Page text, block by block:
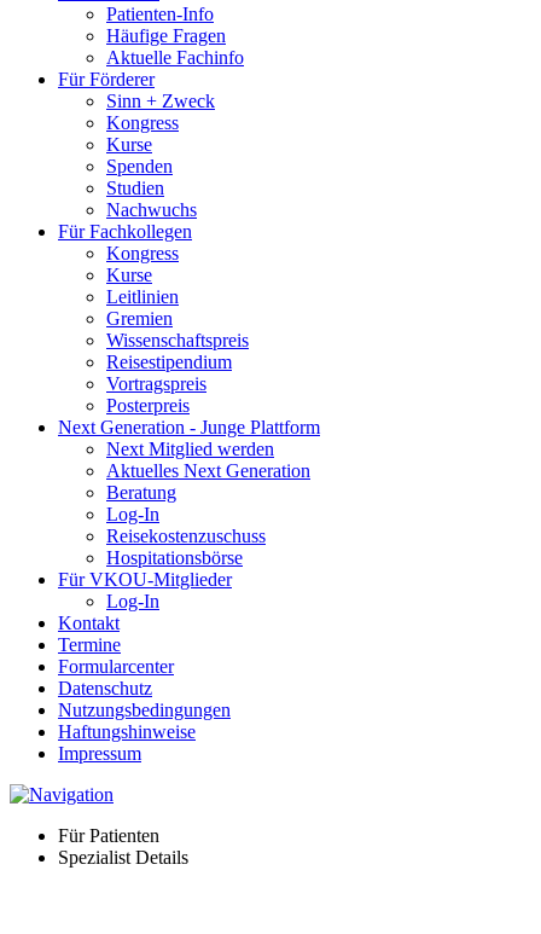
Patienten-Info
Häufige Fragen
Aktuelle Fachinfo
Für Förderer
Sinn + Zweck
Kongress
Kurse
Spenden
Studien
Nachwuchs
Für Fachkollegen
Kongress
Kurse
Leitlinien
Gremien
Wissenschaftspreis
Reisestipendium
Vortragspreis
Posterpreis
Next Generation - Junge Plattform
Next Mitglied werden
Aktuelles Next Generation
Beratung
Log-In
Reisekostenzuschuss
Hospitationsbörse
Für VKOU-Mitglieder
Log-In
Kontakt
Termine
Formularcenter
Datenschutz
Nutzungsbedingungen
Haftungshinweise
Impressum
Für Patienten
Spezialist Details